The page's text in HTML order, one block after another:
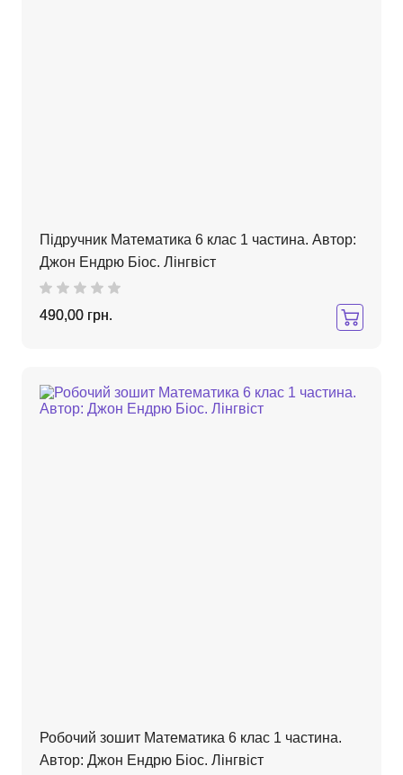
Підручник Математика 6 клас 1 частина. Автор:
Джон Ендрю Біос. Лінгвіст
490,00 грн.
Робочий зошит Математика 6 клас 1 частина.
Автор: Джон Ендрю Біос. Лінгвіст